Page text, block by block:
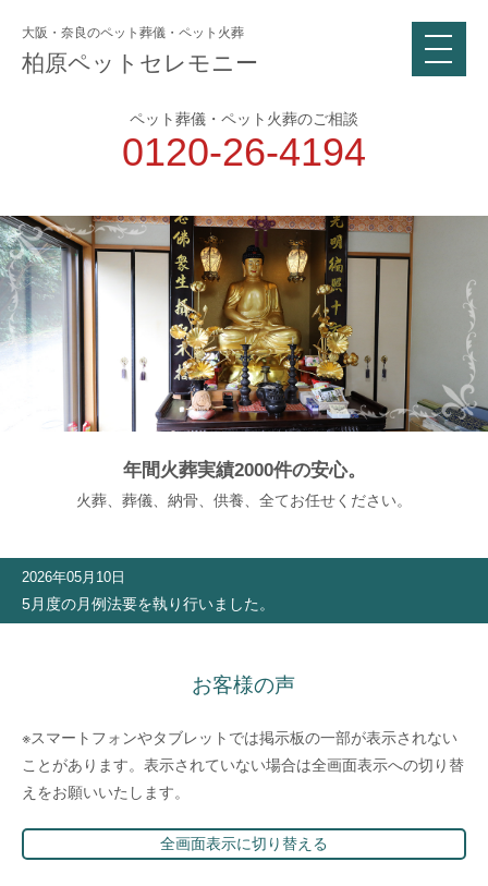
大阪・奈良のペット葬儀・ペット火葬
柏原ペットセレモニー
ペット葬儀・ペット火葬のご相談
0120-26-4194
年間火葬実績2000件の安心。
火葬、葬儀、納骨、供養、全てお任せください。
2026年05月10日
5月度の月例法要を執り行いました。
お客様の声
※スマートフォンやタブレットでは掲示板の一部が表示されない
ことがあります。表示されていない場合は全画面表示への切り替
えをお願いいたします。
全画面表示に切り替える